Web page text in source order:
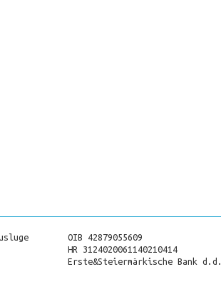
OIB 42879055609
HR 3124020061140210414
Erste&Steiermärkische Bank d.d.